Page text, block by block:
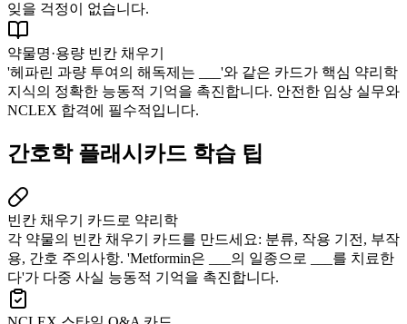
잊을 걱정이 없습니다.
약물명·용량 빈칸 채우기
'헤파린 과량 투여의 해독제는 ___'와 같은 카드가 핵심 약리학
지식의 정확한 능동적 기억을 촉진합니다. 안전한 임상 실무와
NCLEX 합격에 필수적입니다.
간호학 플래시카드 학습 팁
빈칸 채우기 카드로 약리학
각 약물의 빈칸 채우기 카드를 만드세요: 분류, 작용 기전, 부작
용, 간호 주의사항. 'Metformin은 ___의 일종으로 ___를 치료한
다'가 다중 사실 능동적 기억을 촉진합니다.